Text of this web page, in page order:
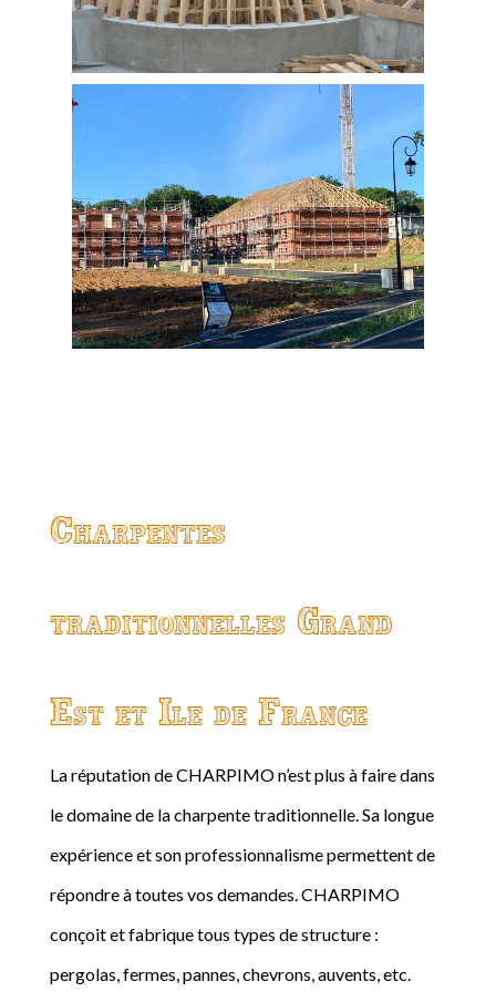
Charpentes
traditionnelles Grand
Est et Ile de France
La réputation de CHARPIMO n’est plus à faire dans
le domaine de la charpente traditionnelle. Sa longue
expérience et son professionnalisme permettent de
répondre à toutes vos demandes. CHARPIMO
conçoit et fabrique tous types de structure :
pergolas, fermes, pannes, chevrons, auvents, etc.